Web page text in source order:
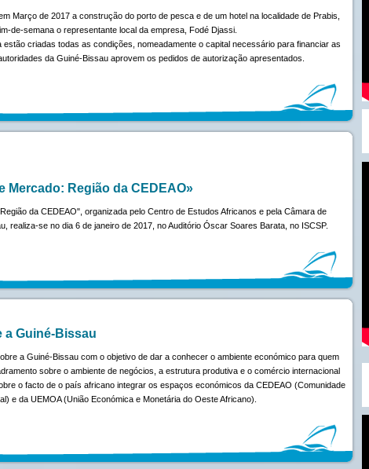
Março de 2017 a construção do porto de pesca e de um hotel na localidade de Prabis,
de-semana o representante local da empresa, Fodé Djassi.
criadas todas as condições, nomeadamente o capital necessário para financiar as
da Guiné-Bissau aprovem os pedidos de autorização apresentados.
Mercado: Região da CEDEAO»
da CEDEAO", organizada pelo Centro de Estudos Africanos e pela Câmara de
realiza-se no dia 6 de janeiro de 2017, no Auditório Óscar Soares Barata, no ISCSP.
a Guiné-Bissau
a Guiné-Bissau com o objetivo de dar a conhecer o ambiente económico para quem
sobre o ambiente de negócios, a estrutura produtiva e o comércio internacional
o facto de o país africano integrar os espaços económicos da CEDEAO (Comunidade
e da UEMOA (União Económica e Monetária do Oeste Africano).